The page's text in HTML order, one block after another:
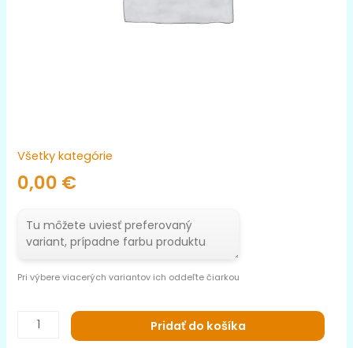
Všetky kategórie
0,00 €
Pri výbere viacerých variantov ich oddeľte čiarkou
Pridať do košíka